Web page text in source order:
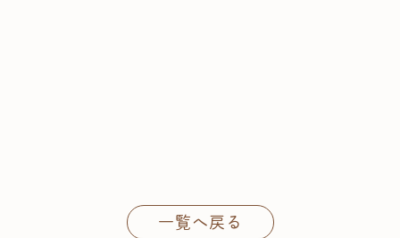
一覧へ戻る